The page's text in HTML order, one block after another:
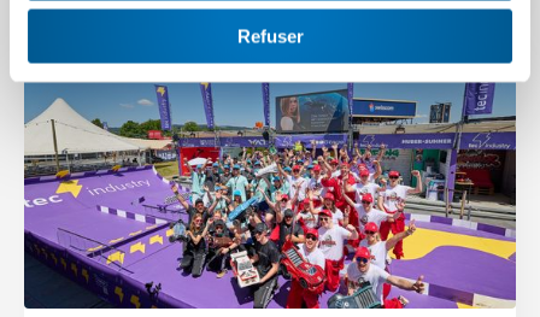
Refuser